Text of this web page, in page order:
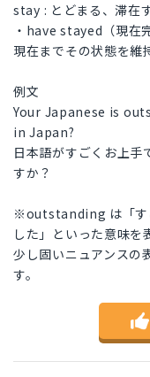
stay : とどまる、滞在
・have stayed（現在
現在までその状態を維
例文
Your Japanese is
in Japan?
日本語がすごくお上手
すか？
※outstanding は「す
した」といった意味を
少し固いニュアンスの
す。